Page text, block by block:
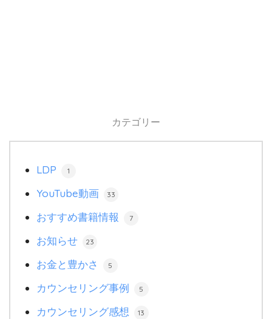
カテゴリー
LDP 1
YouTube動画 33
おすすめ書籍情報 7
お知らせ 23
お金と豊かさ 5
カウンセリング事例 5
カウンセリング感想 13